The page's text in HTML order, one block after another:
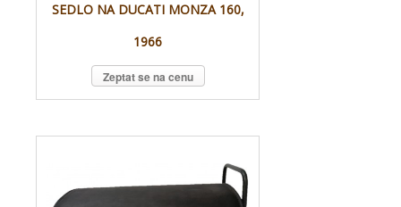
SEDLO NA DUCATI MONZA 160,
1966
Zeptat se na cenu